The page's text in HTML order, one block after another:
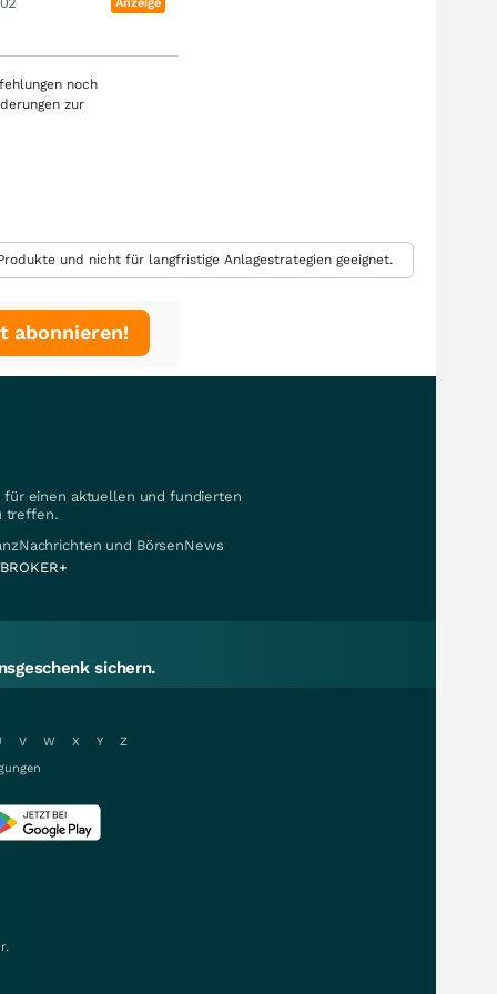
noch
zur
und nicht für langfristige Anlagestrategien geeignet.
abonnieren!
für einen aktuellen und fundierten
treffen.
und BörsenNews
sichern.
V W X Y
Z